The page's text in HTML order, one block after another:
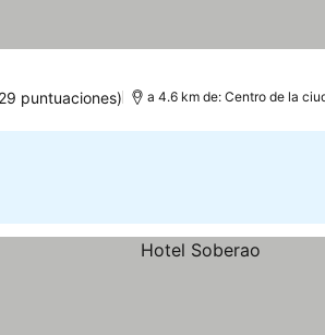
puntuaciones) a 4.6 km de: Centro de la